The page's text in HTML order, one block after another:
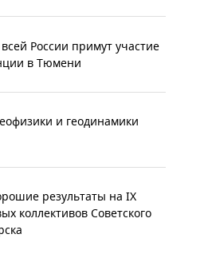
России примут участие
в Тюмени
и геодинамики
результаты на IX
коллективов Советского